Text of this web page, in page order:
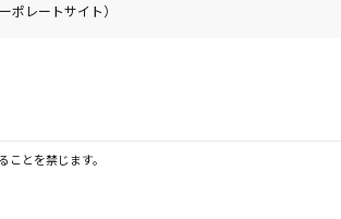
ポレートサイト）
ことを禁じます。